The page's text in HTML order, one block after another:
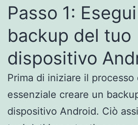
Passo 1:
backup del tuo
dispositivo
Prima di iniziare il
essenziale creare un
dispositivo Android. Ciò